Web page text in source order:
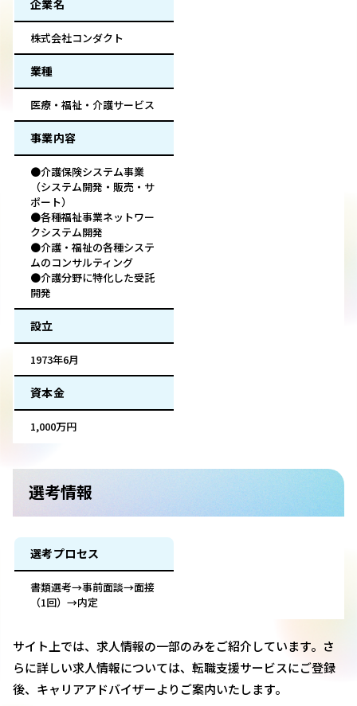
企業名
株式会社コンダクト
業種
医療・福祉・介護サービス
事業内容
●介護保険システム事業
（システム開発・販売・サ
ポート）
●各種福祉事業ネットワー
クシステム開発
●介護・福祉の各種システ
ムのコンサルティング
●介護分野に特化した受託
開発
設立
1973年6月
資本金
1,000万円
選考情報
選考プロセス
書類選考→事前面談→面接
（1回）→内定
サイト上では、求人情報の一部のみをご紹介しています。さ
らに詳しい求人情報については、転職支援サービスにご登録
後、キャリアアドバイザーよりご案内いたします。